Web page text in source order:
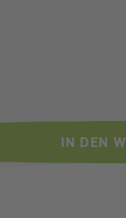
IN DEN